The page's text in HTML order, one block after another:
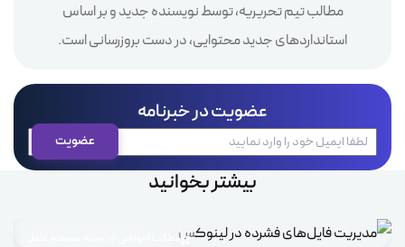
مطالب تیم تحریریه، توسط نویسنده جدید و بر اساس
استانداردهای جدید محتوایی، در دست بروزرسانی است.
عضویت در خبرنامه
بیشتر بخوانید
مطالب آموزشی در زمینه سیستم عامل